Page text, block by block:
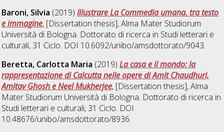
Baroni, Silvia (2019)Illustrare La Commedia umana. tra testo
e immagine, [Dissertation thesis], Alma Mater Studiorum
Università di Bologna. Dottorato di ricerca in Studi letterari e
culturali, 31 Ciclo. DOI 10.6092/unibo/amsdottorato/9043.
Beretta, Carlotta Maria (2019)La casa e il mondo: la
rappresentazione di Calcutta nelle opere di Amit Chaudhuri,
Amitav Ghosh e Neel Mukherjee, [Dissertation thesis], Alma
Mater Studiorum Università di Bologna. Dottorato di ricerca in
Studi letterari e culturali, 31 Ciclo. DOI
10.48676/unibo/amsdottorato/8936.